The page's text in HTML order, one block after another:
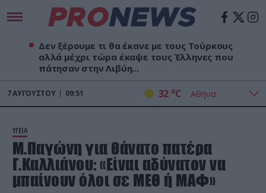
Δεν ξέρουμε τι θα έκανε με τους Τούρκους
αλλά μέχρι τώρα έκαψε τους Έλληνες που
πάτησαν στην Λιβύη...
7ΑΥΓΟΎΣΤΟΥ 09:51 32 oC
ΥΓΕΙΑ
Μ.Παγώνη για θάνατο πατέρα
Γ.Καλλιάνου: «Είναι αδύνατον να
μπαίνουν όλοι σε ΜΕΘ ή ΜΑΦ»